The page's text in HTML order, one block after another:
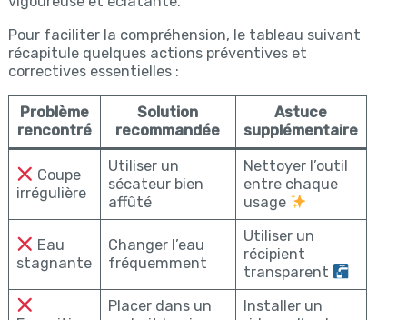
Pour faciliter la compréhension, le tableau suivant
récapitule quelques actions préventives et
correctives essentielles :
Problème
rencontré
Solution
recommandée
Astuce
supplémentaire
Coupe
irrégulière
Utiliser un
sécateur bien
affûté
Nettoyer l’outil
entre chaque
usage
Eau
stagnante
Changer l’eau
fréquemment
Utiliser un
récipient
transparent
Placer dans un
Installer un